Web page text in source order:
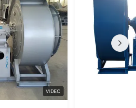
VIDEO